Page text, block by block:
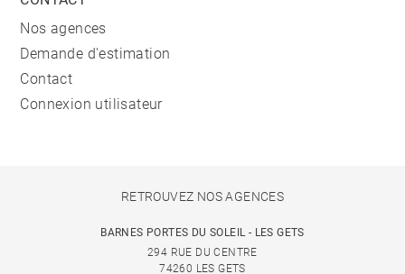
Nos agences
Demande d'estimation
Contact
Connexion utilisateur
RETROUVEZ NOS AGENCES
BARNES PORTES DU SOLEIL - LES GETS
294 RUE DU CENTRE
74260 LES GETS